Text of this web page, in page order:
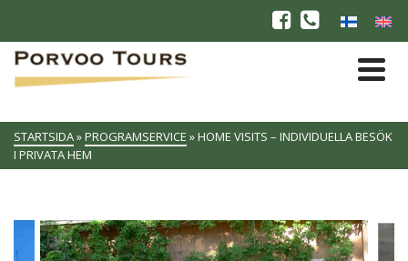
STARTSIDA»PROGRAMSERVICE »HOME VISITS – INDIVIDUELLA BESÖK
I PRIVATA HEM